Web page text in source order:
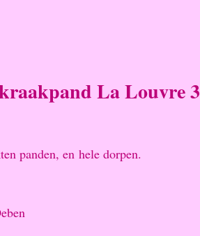
La Louvre 3
panden, en hele dorpen.